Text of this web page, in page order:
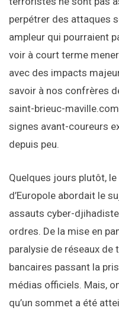
perpétrer des attaques
ampleur qui pourraient
voir à court terme
avec des impacts
savoir à nos confrères
saint-brieuc-
signes avant-coureurs
depuis peu.
Quelques jours plutôt,
d’Europole abordait le
assauts cyber-
ordres. De la mise en
paralysie de réseaux
bancaires passant la
médias officiels. Mais,
qu’un sommet a été